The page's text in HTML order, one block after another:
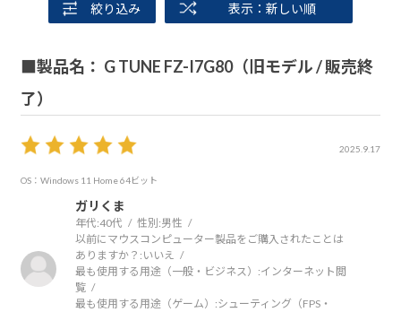
絞り込み 表示：新しい順
■製品名： G TUNE FZ-I7G80（旧モデル / 販売終
了）
2025.9.17
OS：Windows 11 Home 64ビット
ガリくま
年代:40代 性別:男性
以前にマウスコンピューター製品をご購入されたことは
ありますか？: いいえ
最も使用する用途（一般・ビジネス）:インターネット閲
覧
最も使用する用途（ゲーム）:シューティング（FPS・